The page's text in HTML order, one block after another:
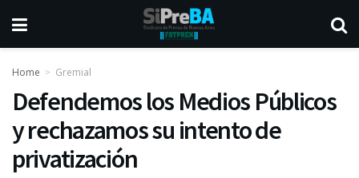
Home Gremial
Defendemos los Medios Públicos
y rechazamos su intento de
privatización